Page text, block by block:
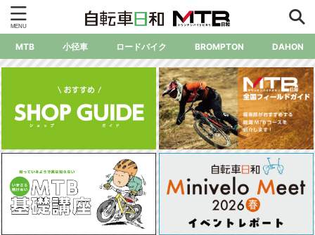
MTB 小径車 ロードバイク BROMPTON DAHON